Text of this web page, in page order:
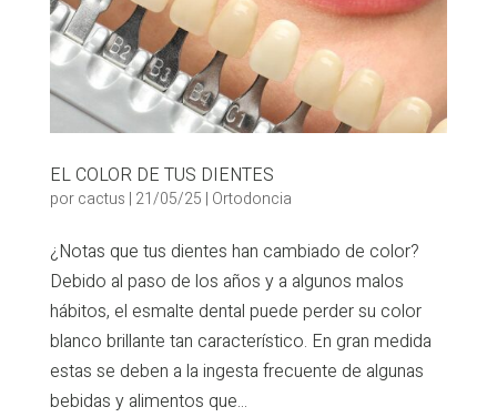
EL COLOR DE TUS DIENTES
porcactus | 21/05/25 | Ortodoncia
¿Notas que tus dientes han cambiado de color?
Debido al paso de los años y a algunos malos
hábitos, el esmalte dental puede perder su color
blanco brillante tan característico. En gran medida
estas se deben a la ingesta frecuente de algunas
bebidas y alimentos que...